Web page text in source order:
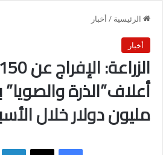
الرئيسية / أخبار
أخبار
مليون دولار خلال
فيسبوك X